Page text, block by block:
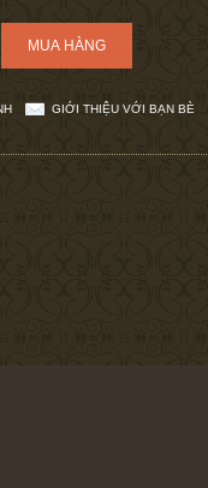
GIỚI THIỆU VỚI BẠN BÈ